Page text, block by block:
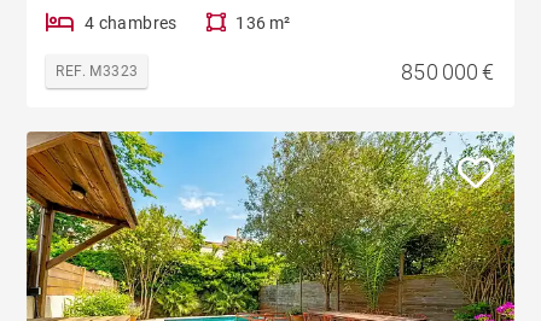
4 chambres 136 m²
REF. M3323 850 000 €